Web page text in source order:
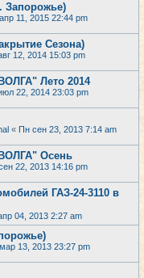
Запорожье)
11, 2015 22:44 pm
Сезона)
12, 2014 15:03 pm
Лето 2014
22, 2014 23:03 pm
« Пн сен 23, 2013 7:14 am
Осень
22, 2013 14:16 pm
ГАЗ-24-3110 в
04, 2013 2:27 am
13, 2013 23:27 pm